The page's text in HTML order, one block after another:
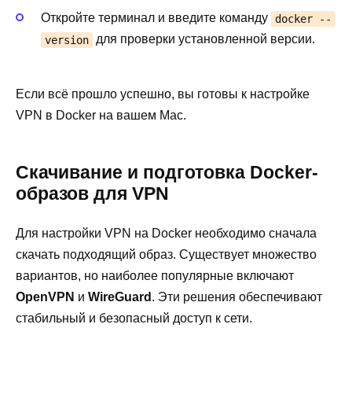
Откройте терминал и введите команду docker --
version
для проверки установленной версии.
Если всё прошло успешно, вы готовы к настройке
VPN в Docker на вашем Mac.
Скачивание и подготовка Docker-
образов для VPN
Для настройки VPN на Docker необходимо сначала
скачать подходящий образ. Существует множество
вариантов, но наиболее популярные включают
OpenVPN и WireGuard . Эти решения обеспечивают
стабильный и безопасный доступ к сети.